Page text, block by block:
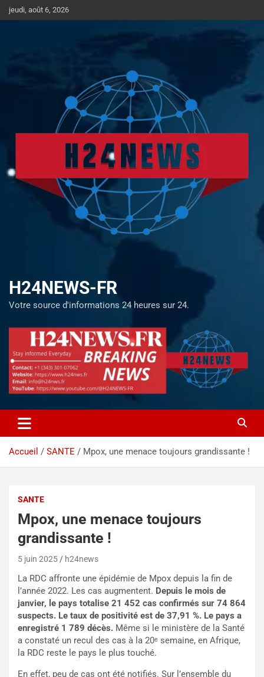
Aller
au
jeudi, août 6, 2026
H24NEWS-FR
Votre source d'informations 24 heures sur 24.
Accueil SANTE Mpox, une menace toujours grandissante !
SANTE
Mpox, une menace toujours
grandissante !
5 juin 2025 h24news
La RDC affronte une épidémie de Mpox depuis la fin de
l’année 2022. Les cas augmentent. Depuis le mois de
janvier, le pays totalise 21 452 cas confirmés sur 74 864
suspects. Le taux de positivité est de 37,91 %. Le pays a
enregistré 1 789 décès. Même si le ministère de la Santé
a constaté un recul des cas à la 20ᵉ semaine, en Afrique,
la RDC reste le pays le plus touché.
En effet, peu de cas ont été notifiés. Sur l’ensemble du